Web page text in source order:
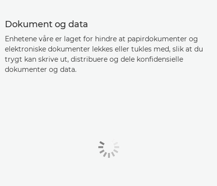
Dokument og data
Enhetene våre er laget for hindre at papirdokumenter og
elektroniske dokumenter lekkes eller tukles med, slik at du
trygt kan skrive ut, distribuere og dele konfidensielle
dokumenter og data.